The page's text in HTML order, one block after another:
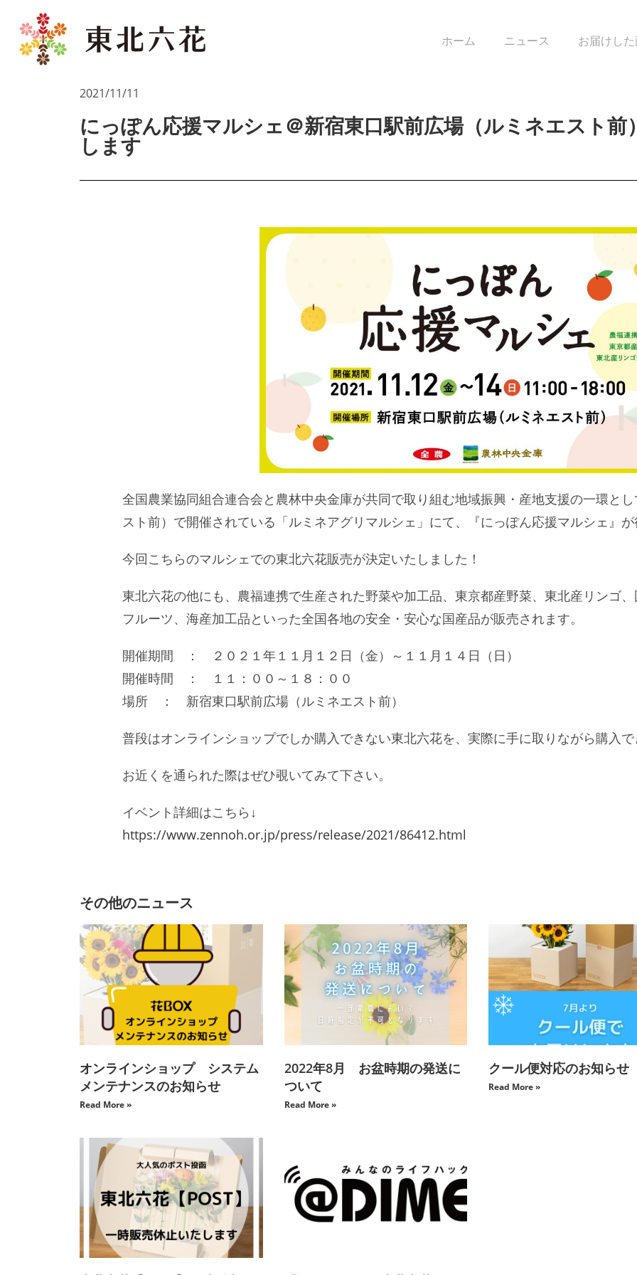
ホーム ニュース お届けし
2021/11/11
にっぽん応援マルシェ＠新宿東口駅前広場（ルミネエスト
します
全国農業協同組合連合会と農林中央金庫が共同で取り組む地域振興・産地支援の一環と
スト前）で開催されている「ルミネアグリマルシェ」にて、『にっぽん応援マルシェ』
今回こちらのマルシェでの東北六花販売が決定いたしました！
東北六花の他にも、農福連携で生産された野菜や加工品、東京都産野菜、東北産リンゴ
フルーツ、海産加工品といった全国各地の安全・安心な国産品が販売されます。
開催期間 ： ２０２１年１１月１２日（金）～１１月１４日（日）
開催時間 ： １１：００～１８：００
場所 ： 新宿東口駅前広場（ルミネエスト前）
普段はオンラインショップでしか購入できない東北六花を、実際に手に取りながら購入
お近くを通られた際はぜひ覗いてみて下さい。
イベント詳細はこちら↓
https://www.zennoh.or.jp/press/release/2021/86412.html
その他のニュース
オンラインショップ システム
メンテナンスのお知らせ
Read More »
2022年8月 お盆時期の発送に
ついて
Read More »
クール便対応のお知らせ
Read More »